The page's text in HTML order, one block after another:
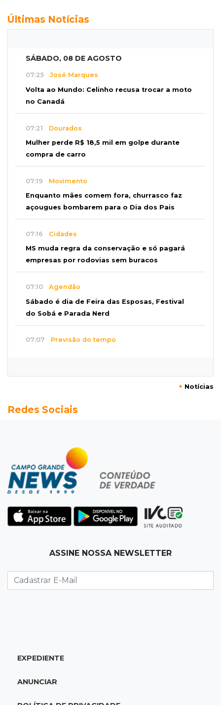
Últimas Notícias
SÁBADO, 08 DE AGOSTO
07:25 José Marques
Volta ao Mundo: Celinho recusa trocar a moto
no Canadá
07:21 Dourados
Mulher perde R$ 18,5 mil em golpe durante
compra de carro
07:19 Movimento
Enquanto mães comem fora, churrasco faz
açougues bombarem para o Dia dos Pais
07:16 Cidades
MS muda regra da conservação e só pagará
empresas por rodovias sem buracos
07:10 Agendão
Sábado é dia de Feira das Esposas, Festival
do Sobá e Parada Nerd
07:07 Previsão do tempo
O escudo da fronteira: polícia está travando
Editorial
Equidade salarial não deveria depender da lei,
mas de princípios
Jogo
O velho e o mar
SEXTA, 07 DE AGOSTO
Federação convoca clubes para definir
+ Notícias
Redes Sociais
ASSINE NOSSA NEWSLETTER
EXPEDIENTE
ANUNCIAR